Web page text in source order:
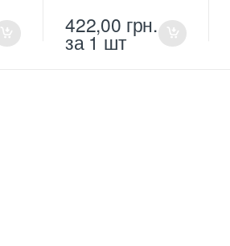
422,00 грн.
за 1 шт